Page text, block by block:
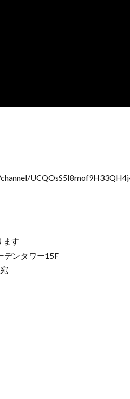
ます
デンタワー15F